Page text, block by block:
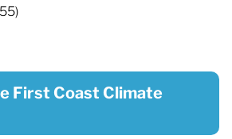
First Coast Climate